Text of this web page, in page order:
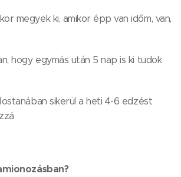
megyek ki, amikor épp van időm, van,
hogy egymás után 5 nap is ki tudok
sikerül a heti 4-6 edzést